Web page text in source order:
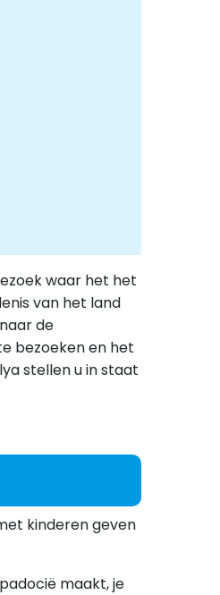
waar het het
van het land
de
bezoeken en het
stellen u in staat
kinderen geven
maakt, je